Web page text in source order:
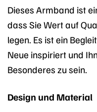
Dieses Armband ist
dass Sie Wert auf
legen. Es ist ein
Neue inspiriert und
Besonderes zu sein.
Design und Material